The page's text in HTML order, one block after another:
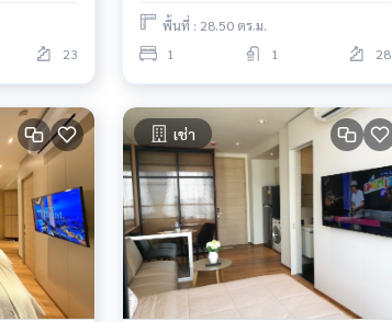
23
พื้นที่ : 28.50 ตร.ม.
1
1 28
เช่า